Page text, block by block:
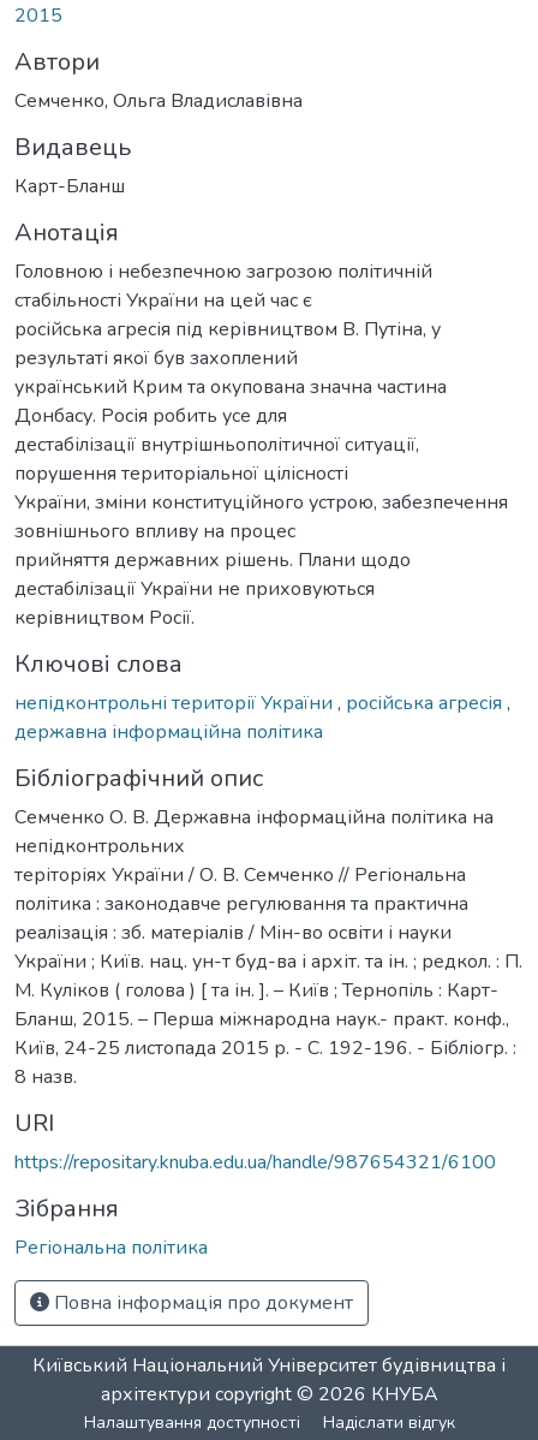
2015
Автори
Семченко, Ольга Владиславівна
Видавець
Карт-Бланш
Анотація
Головною і небезпечною загрозою політичній
стабільності України на цей час є
російська агресія під керівництвом В. Путіна, у
результаті якої був захоплений
український Крим та окупована значна частина
Донбасу. Росія робить усе для
дестабілізації внутрішньополітичної ситуації,
порушення територіальної цілісності
України, зміни конституційного устрою, забезпечення
зовнішнього впливу на процес
прийняття державних рішень. Плани щодо
дестабілізації України не приховуються
керівництвом Росії.
Ключові слова
непідконтрольні території України , російська агресія ,
державна інформаційна політика
Бібліографічний опис
Семченко О. В. Державна інформаційна політика на
непідконтрольних
теріторіях України / О. В. Семченко // Регіональна
політика : законодавче регулювання та практична
реалізація : зб. матеріалів / Мін-во освіти і науки
України ; Київ. нац. ун-т буд-ва і архіт. та ін. ; редкол. : П.
М. Куліков ( голова ) [ та ін. ]. – Київ ; Тернопіль : Карт-
Бланш, 2015. – Перша міжнародна наук.- практ. конф.,
Київ, 24-25 листопада 2015 р. - С. 192-196. - Бібліогр. :
8 назв.
URI
https://repositary.knuba.edu.ua/handle/987654321/6100
Зібрання
Регіональна політика
Повна інформація про документ
Київський Національний Університет будівництва і
архітектури copyright © 2026 КНУБА
Налаштування доступності Надіслати відгук